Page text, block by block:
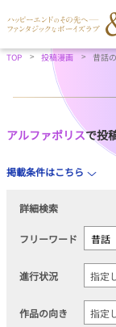
TOP 投稿漫画 昔話
アルファポリスで投
掲載条件はこちら
詳細検索
フリーワード
進行状況
作品の向き